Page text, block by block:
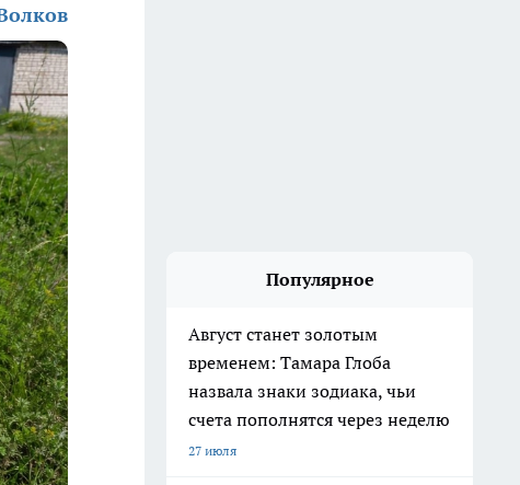
Популярное
Август станет золотым
временем: Тамара Глоба
назвала знаки зодиака, чьи
счета пополнятся через неделю
27 июля